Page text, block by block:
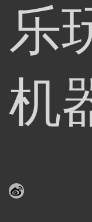
乐
机